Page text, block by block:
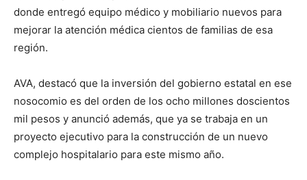
donde entregó equipo médico y mobiliario nuevos para
mejorar la atención médica cientos de familias de esa
región.
AVA, destacó que la inversión del gobierno estatal en ese
nosocomio es del orden de los ocho millones doscientos
mil pesos y anunció además, que ya se trabaja en un
proyecto ejecutivo para la construcción de un nuevo
complejo hospitalario para este mismo año.